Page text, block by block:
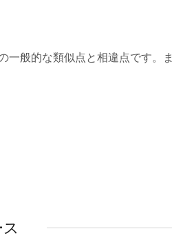
般的な類似点と相違点です。